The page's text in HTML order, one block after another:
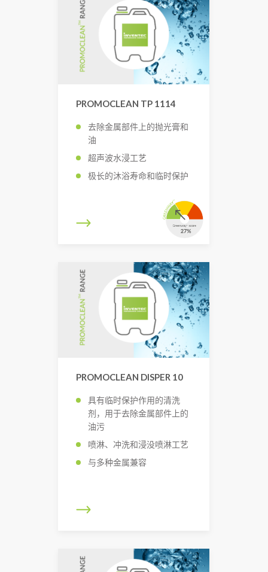
PROMOCLEAN TP 1114
去除金属部件上的抛光膏和
油
超声波水浸工艺
极长的沐浴寿命和临时保护
PROMOCLEAN DISPER 10
具有临时保护作用的清洗
剂，用于去除金属部件上的
油污
喷淋、冲洗和浸没喷淋工艺
与多种金属兼容